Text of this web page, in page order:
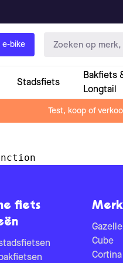
e-bike
Stadsfiets
Bakfiets
Longtail
Test, koop of
fiets
Gazelle
Cube
Cortina